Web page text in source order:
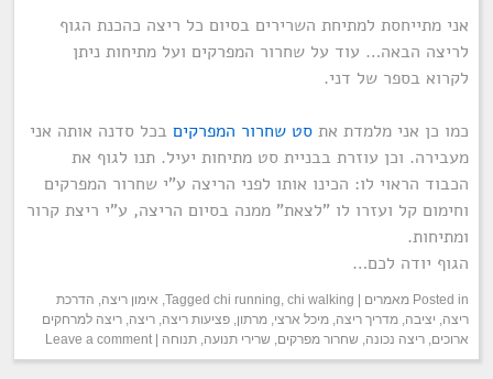
אני מתייחסת למתיחת השרירים בסיום כל ריצה כהכנת הגוף
לריצה הבאה… עוד על שחרור המפרקים ועל מתיחות ניתן
לקרוא בספר של דני.
כמו כן אני מלמדת אתסט שחרור המפרקים בכל סדנה אותה אני
מעבירה. וכן עוזרת בבניית סט מתיחות יעיל. תנו לגוף את
הכבוד הראוי לו: הכינו אותו לפני הריצה ע"י שחרור המפרקים
וחימום קל ועזרו לו "לצאת" ממנה בסיום הריצה, ע"י ריצת קרור
ומתיחות.
הגוף יודה לכם…
Posted in מאמרים |
Tagged chi running, chi walking
, אימון ריצה, הדרכת
ריצה, יציבה,מדריך ריצה,מיכל ארצי,מרתון,פציעות ריצה,ריצה,ריצה למרחקים
ארוכים,ריצה נכונה, שחרור מפרקים, שרירי תנועה,תנוחה |
Leave a comment